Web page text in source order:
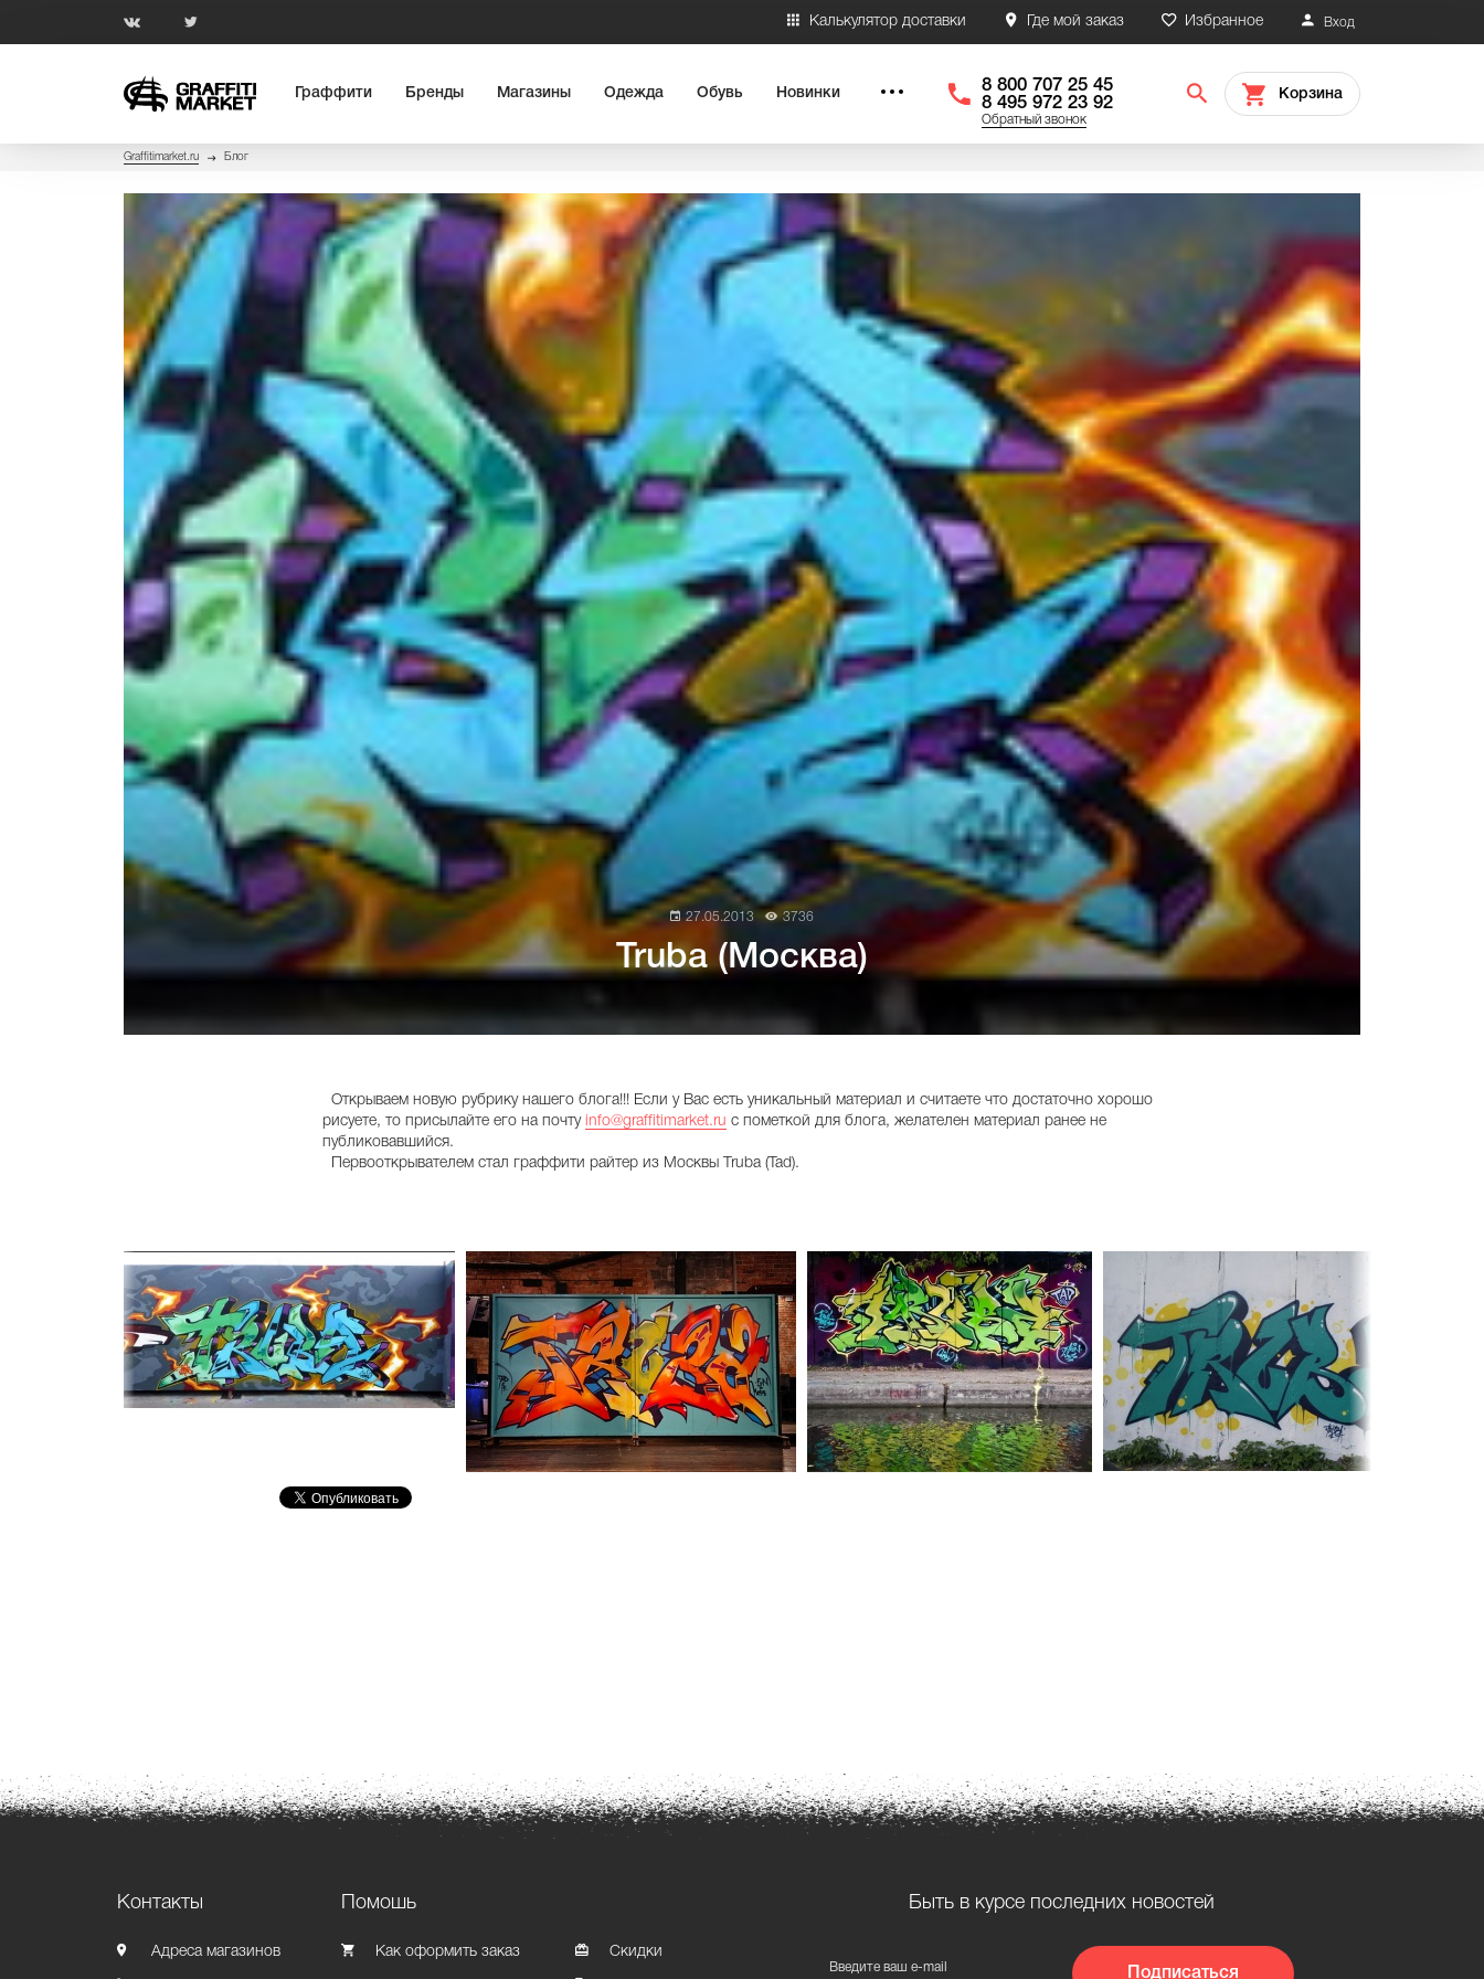
Вход
Избранное
Где мой заказ
Калькулятор доставки
Граффити Бренды Магазины Одежда Обувь Новинки
8 800 707 25 45
8 495 972 23 92
Обратный звонок
Корзина
Graffitimarket.ru Блог
27.05.2013 3736
Truba (Москва)
Открываем новую рубрику нашего блога!!! Если у Вас есть уникальный материал и считаете что достаточно хорошо
рисуете, то присылайте его на почту info@graffitimarket.ru с пометкой для блога, желателен материал ранее не
публиковавшийся.
Первооткрывателем стал граффити райтер из Москвы Truba (Tad).
Быть в курсе последних новостей
Введите ваш e-mail Подписаться
Контакты
Адреса магазинов
Помошь
Как оформить заказ Скидки